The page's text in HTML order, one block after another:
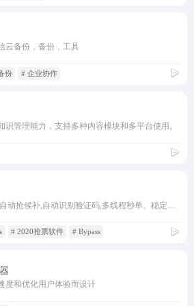
云备份，备份，工具
份 # 企业协作
识管理能力，支持多种内容模块和多平台使用。
# 2020抢票软件 # Bypass
度和优化用户体验而设计